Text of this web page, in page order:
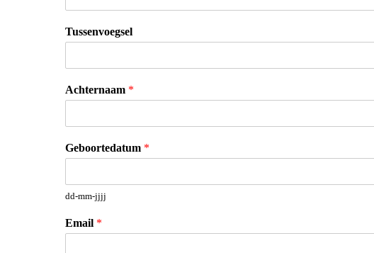
Tussenvoegsel
Achternaam *
Geboortedatum *
dd-mm-jjjj
Email *